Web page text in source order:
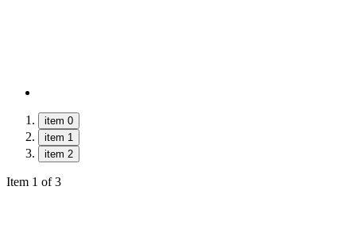
item 0
item 1
item 2
Item 1 of 3